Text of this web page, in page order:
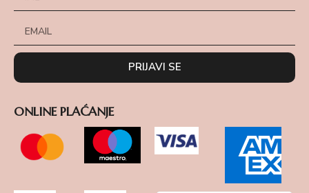
PRIJAVI SE
ONLINE PLAĆANJE